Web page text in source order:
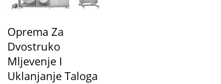
Oprema Za
Dvostruko
Mljevenje I
Uklanjanje Taloga